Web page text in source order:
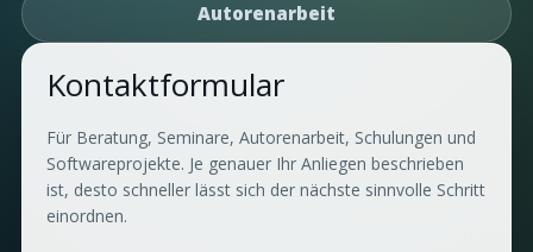
Autorenarbeit
Kontaktformular
Für Beratung, Seminare, Autorenarbeit, Schulungen und
Softwareprojekte. Je genauer Ihr Anliegen beschrieben
ist, desto schneller lässt sich der nächste sinnvolle Schritt
einordnen.